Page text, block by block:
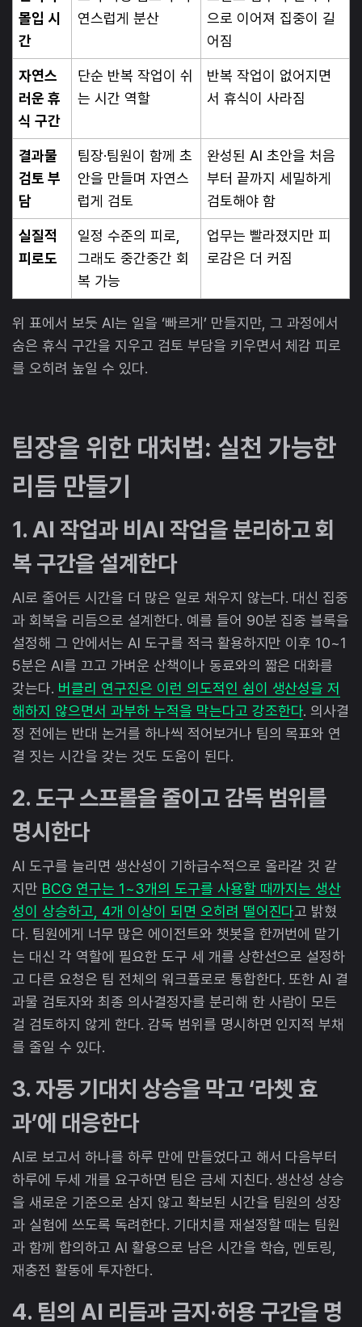
몰입 시
간
연스럽게 분산
으로 이어져 집중이 길
어짐
자연스
러운 휴
식 구간
단순 반복 작업이 쉬
는 시간 역할
반복 작업이 없어지면
서 휴식이 사라짐
결과물
검토 부
담
팀장·팀원이 함께 초
안을 만들며 자연스
럽게 검토
완성된 AI 초안을 처음
부터 끝까지 세밀하게
검토해야 함
실질적
피로도
일정 수준의 피로,
그래도 중간중간 회
복 가능
업무는 빨라졌지만 피
로감은 더 커짐
위 표에서 보듯 AI는 일을 ‘빠르게’ 만들지만, 그 과정에서
숨은 휴식 구간을 지우고 검토 부담을 키우면서 체감 피로
를 오히려 높일 수 있다.
팀장을 위한 대처법: 실천 가능한
리듬 만들기
1. AI 작업과 비AI 작업을 분리하고 회
복 구간을 설계한다
AI로 줄어든 시간을 더 많은 일로 채우지 않는다. 대신 집중
과 회복을 리듬으로 설계한다. 예를 들어 90분 집중 블록을
설정해 그 안에서는 AI 도구를 적극 활용하지만 이후 10~1
5분은 AI를 끄고 가벼운 산책이나 동료와의 짧은 대화를
갖는다. 버클리 연구진은 이런 의도적인 쉼이 생산성을 저
해하지 않으면서 과부하 누적을 막는다고 강조한다. 의사결
정 전에는 반대 논거를 하나씩 적어보거나 팀의 목표와 연
결 짓는 시간을 갖는 것도 도움이 된다.
2. 도구 스프롤을 줄이고 감독 범위를
명시한다
AI 도구를 늘리면 생산성이 기하급수적으로 올라갈 것 같
지만 BCG 연구는 1~3개의 도구를 사용할 때까지는 생산
성이 상승하고, 4개 이상이 되면 오히려 떨어진다고 밝혔
다. 팀원에게 너무 많은 에이전트와 챗봇을 한꺼번에 맡기
는 대신 각 역할에 필요한 도구 세 개를 상한선으로 설정하
고 다른 요청은 팀 전체의 워크플로로 통합한다. 또한 AI 결
과물 검토자와 최종 의사결정자를 분리해 한 사람이 모든
걸 검토하지 않게 한다. 감독 범위를 명시하면 인지적 부채
를 줄일 수 있다.
3. 자동 기대치 상승을 막고 ‘라쳇 효
과’에 대응한다
AI로 보고서 하나를 하루 만에 만들었다고 해서 다음부터
하루에 두세 개를 요구하면 팀은 금세 지친다. 생산성 상승
을 새로운 기준으로 삼지 않고 확보된 시간을 팀원의 성장
과 실험에 쓰도록 독려한다. 기대치를 재설정할 때는 팀원
과 함께 합의하고 AI 활용으로 남은 시간을 학습, 멘토링,
재충전 활동에 투자한다.
4. 팀의 AI 리듬과 금지·허용 구간을 명